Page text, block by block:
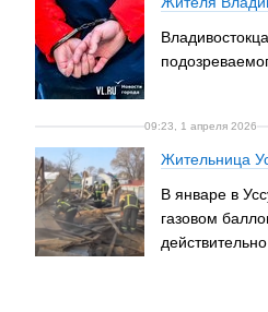
09:23, 1 апреля 2026
Жительница
В январе в
газовом